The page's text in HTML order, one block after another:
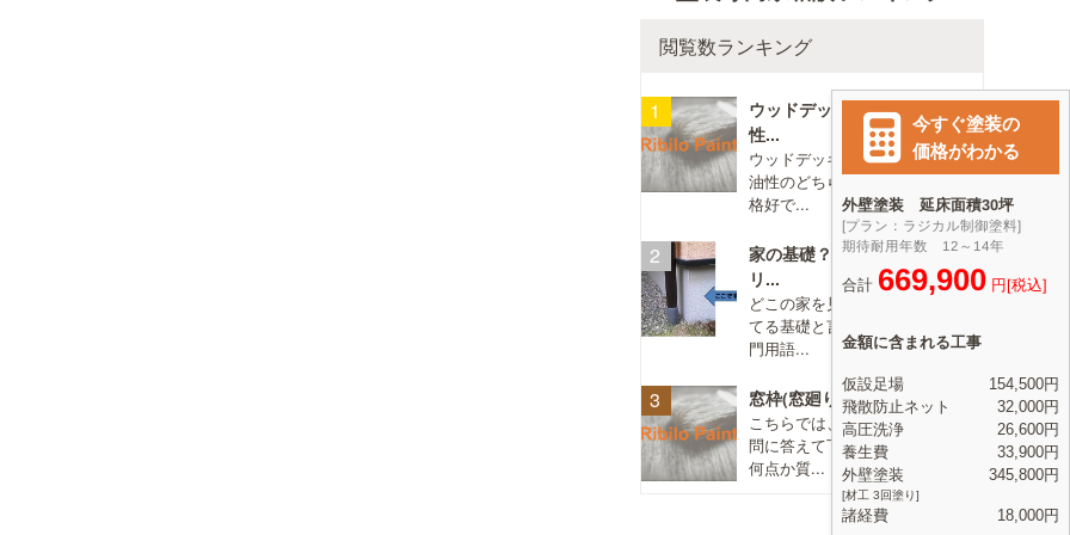
閲覧数ランキング
ウッドデッキに塗る塗料は水
性...
ウッドデッキに塗る塗料は水性、
油性のどちらがいいですか？ 不
格好で...
家の基礎？地面近くのコンク
リ...
どこの家を見ても、 地面に接し
てる基礎と言う部分ですか？（専
門用語...
窓枠(窓廻り)のコーキング打...
こちらでは、直接塗装店さんが質
問に答えて下さるということで、
何点か質...